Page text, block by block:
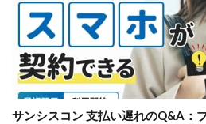
サンシスコン 支払い遅れのQ&A：